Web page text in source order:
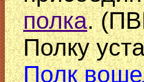
полка.
Полку
Полк